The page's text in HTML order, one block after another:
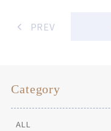
PREV
Category
ALL